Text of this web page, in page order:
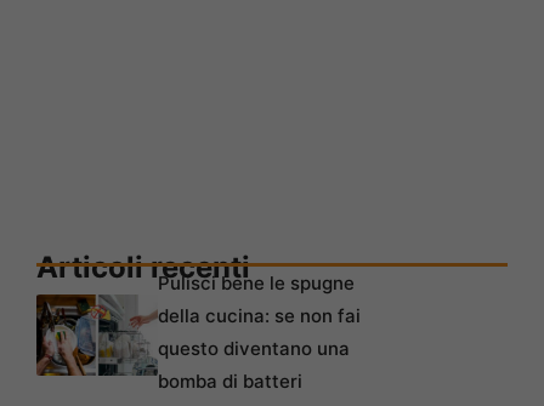
Articoli recentiPulisci bene le spugne
della cucina: se non fai
questo diventano una
bomba di batteri